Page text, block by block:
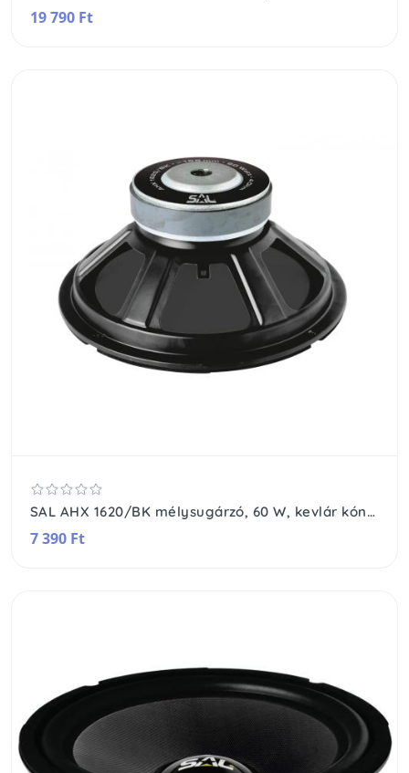
19 790 Ft
SAL AHX 1620/BK mélysugárzó, 60 W, kevlár kónusz, 4 Ohm, 50 - 7000 Hz, 1" hangtekercs, 2 réteg
7 390 Ft